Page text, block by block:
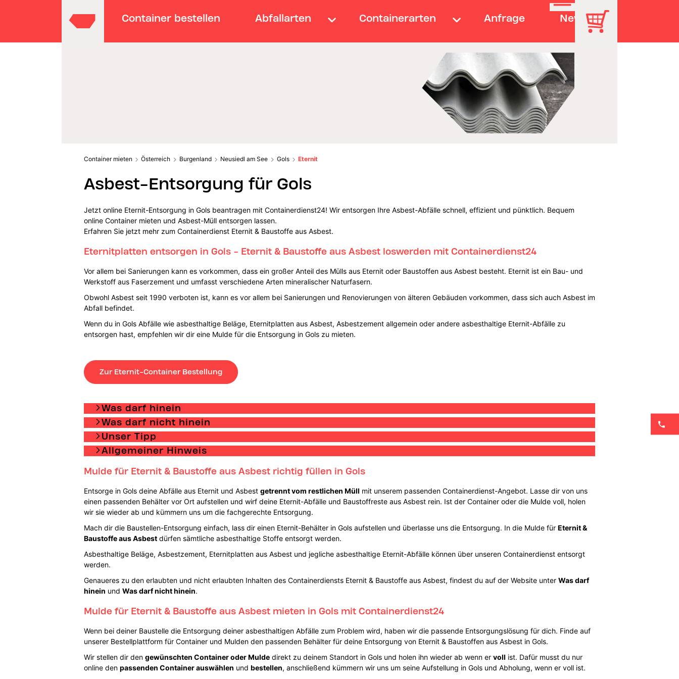
Container bestellen Abfallarten Containerarten Anfrage News
Container mieten Österreich Burgenland Neusiedl am See Gols Eternit
Asbest-Entsorgung für Gols
Jetzt online Eternit-Entsorgung in Gols beantragen mit Containerdienst24! Wir entsorgen Ihre Asbest-Abfälle schnell, effizient und pünktlich. Bequem
online Container mieten und Asbest-Müll entsorgen lassen.
Erfahren Sie jetzt mehr zum Containerdienst Eternit & Baustoffe aus Asbest.
Eternitplatten entsorgen in Gols - Eternit & Baustoffe aus Asbest loswerden mit Containerdienst24
Vor allem bei Sanierungen kann es vorkommen, dass ein großer Anteil des Mülls aus Eternit oder Baustoffen aus Asbest besteht. Eternit ist ein Bau- und
Werkstoff aus Faserzement und umfasst verschiedene Arten mineralischer Naturfasern.
Obwohl Asbest seit 1990 verboten ist, kann es vor allem bei Sanierungen und Renovierungen von älteren Gebäuden vorkommen, dass sich auch Asbest im
Abfall befindet.
Wenn du in Gols Abfälle wie asbesthaltige Beläge, Eternitplatten aus Asbest, Asbestzement allgemein oder andere asbesthaltige Eternit-Abfälle zu
entsorgen hast, empfehlen wir dir eine Mulde für die Entsorgung in Gols zu mieten.
Zur Eternit-Container Bestellung
Was darf hinein
Was darf nicht hinein
Unser Tipp
Allgemeiner Hinweis
Mulde für Eternit & Baustoffe aus Asbest richtig füllen in Gols
Entsorge in Gols deine Abfälle aus Eternit und Asbest getrennt vom restlichen Müll mit unserem passenden Containerdienst-Angebot. Lasse dir von uns
einen passenden Behälter vor Ort aufstellen und wirf deine Eternit-Abfälle und Baustoffreste aus Asbest rein. Ist der Container oder die Mulde voll, holen
wir sie wieder ab und kümmern uns um die fachgerechte Entsorgung.
Mach dir die Baustellen-Entsorgung einfach, lass dir einen Eternit-Behälter in Gols aufstellen und überlasse uns die Entsorgung. In die Mulde für Eternit &
Baustoffe aus Asbestdürfen sämtliche asbesthaltige Stoffe entsorgt werden.
Asbesthaltige Beläge, Asbestzement, Eternitplatten aus Asbest und jegliche asbesthaltige Eternit-Abfälle können über unseren Containerdienst entsorgt
werden.
Genaueres zu den erlaubten und nicht erlaubten Inhalten des Containerdiensts Eternit & Baustoffe aus Asbest, findest du auf der Website unter Was darf
hinein und Was darf nicht hinein.
Mulde für Eternit & Baustoffe aus Asbest mieten in Gols mit Containerdienst24
Wenn bei deiner Baustelle die Entsorgung deiner asbesthaltigen Abfälle zum Problem wird, haben wir die passende Entsorgungslösung für dich. Finde auf
unserer Bestellplattform für Container und Mulden den passenden Behälter für deine Entsorgung von Eternit & Baustoffen aus Asbest in Gols.
Wir stellen dir den gewünschten Container oder Muldedirekt zu deinem Standort in Gols und holen ihn wieder ab wenn er voll ist. Dafür musst du nur
online den passenden Container auswählen und bestellen, anschließend kümmern wir uns um seine Aufstellung in Gols und Abholung, wenn er voll ist.